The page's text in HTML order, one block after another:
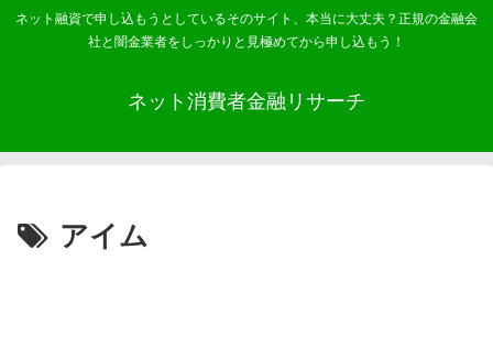
ネット融資で申し込もうとしているそのサイト、本当に大丈夫？正規の金融会
社と闇金業者をしっかりと見極めてから申し込もう！
ネット消費者金融リサーチ
アイム